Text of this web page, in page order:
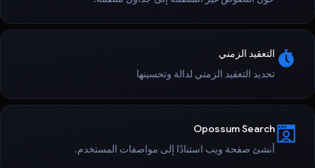
التعقيد الزمني
تحديد التعقيد الزمني لدالة وتحسينها
Opossum Search
أنشئ صفحة ويب استنادًا إلى مواصفات المستخدم.